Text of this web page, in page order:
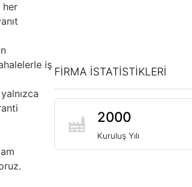
her
iş
FİRMA İSTATİSTİKLERİ
2000
Kuruluş Yılı